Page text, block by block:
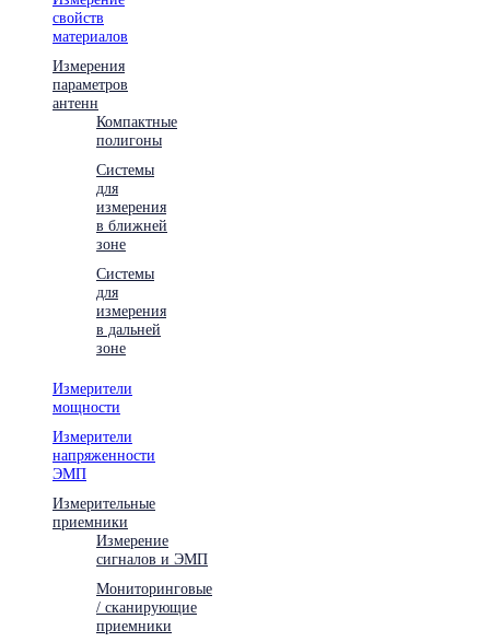
свойств
материалов
Измерения
параметров
антенн
Компактные
полигоны
Системы
для
измерения
в ближней
зоне
Системы
для
измерения
в дальней
зоне
Измерители
мощности
Измерители
напряженности
ЭМП
Измерительные
приемники
Измерение
сигналов и ЭМП
Мониторинговые
/ сканирующие
приемники